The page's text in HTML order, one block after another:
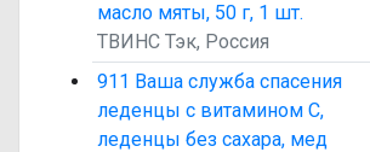
масло мяты, 50 г, 1 шт.
ТВИНС Тэк, Россия
911 Ваша служба спасения
леденцы с витамином C,
леденцы без сахара, мед